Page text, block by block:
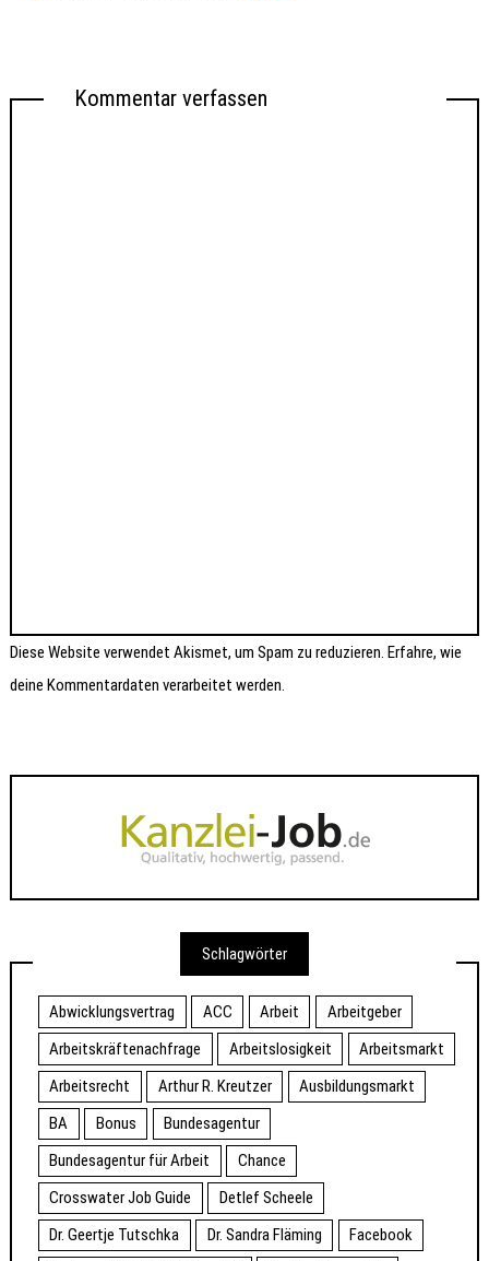
Kommentar verfassen
Diese Website verwendet Akismet, um Spam zu reduzieren.Erfahre, wie
deine Kommentardaten verarbeitet werden.
Schlagwörter
Abwicklungsvertrag ACC Arbeit
Arbeitgeber
Arbeitskräftenachfrage
Arbeitslosigkeit
Arbeitsmarkt
Arbeitsrecht
Arthur R. Kreutzer
Ausbildungsmarkt
BA
Bonus
Bundesagentur
Bundesagentur für Arbeit
Chance
Crosswater Job Guide
Detlef Scheele
Dr. Geertje Tutschka
Dr. Sandra Fläming
Facebook